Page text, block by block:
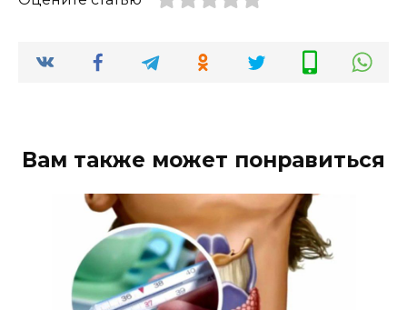
Вам также может понравиться